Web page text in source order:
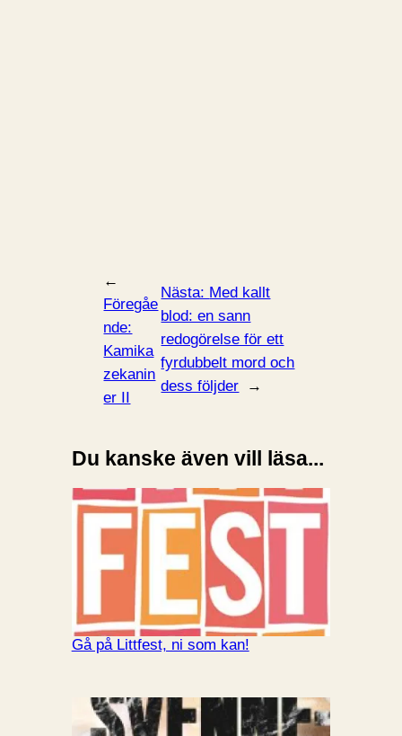
←
Föregåe
nde:
Kamika
zekanin
er II
Nästa: Med kallt
blod: en sann
redogörelse för ett
fyrdubbelt mord och
dess följder
→
Du kanske även vill läsa...
Gå på Littfest, ni som kan!